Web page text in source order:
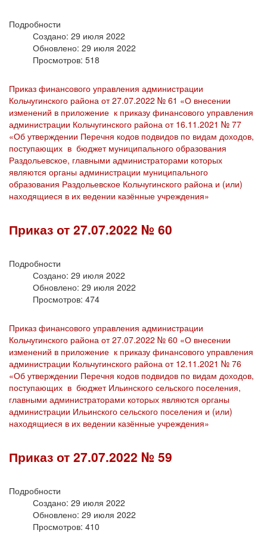
Подробности
Создано: 29 июля 2022
Обновлено: 29 июля 2022
Просмотров: 518
Приказ финансового управления администрации
Кольчугинского района от 27.07.2022 № 61 «О внесении
изменений в приложение к приказу финансового управления
администрации Кольчугинского района от 16.11.2021 № 77
«Об утверждении Перечня кодов подвидов по видам доходов,
поступающих в бюджет муниципального образования
Раздольевское, главными администраторами которых
являются органы администрации муниципального
образования Раздольевское Кольчугинского района и (или)
находящиеся в их ведении казённые учреждения»
Приказ от 27.07.2022 № 60
Подробности
Создано: 29 июля 2022
Обновлено: 29 июля 2022
Просмотров: 474
Приказ финансового управления администрации
Кольчугинского района от 27.07.2022 № 60 «О внесении
изменений в приложение к приказу финансового управления
администрации Кольчугинского района от 12.11.2021 № 76
«Об утверждении Перечня кодов подвидов по видам доходов,
поступающих в бюджет Ильинского сельского поселения,
главными администраторами которых являются органы
администрации Ильинского сельского поселения и (или)
находящиеся в их ведении казённые учреждения»
Приказ от 27.07.2022 № 59
Подробности
Создано: 29 июля 2022
Обновлено: 29 июля 2022
Просмотров: 410